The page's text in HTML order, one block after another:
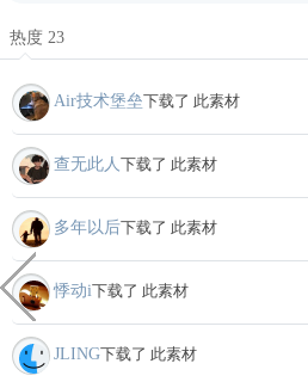
热度 23
Air技术堡垒下载了 此素材
查无此人 下载了 此素材
多年以后下载了 此素材
悸动i下载了 此素材
JLING下载了 此素材